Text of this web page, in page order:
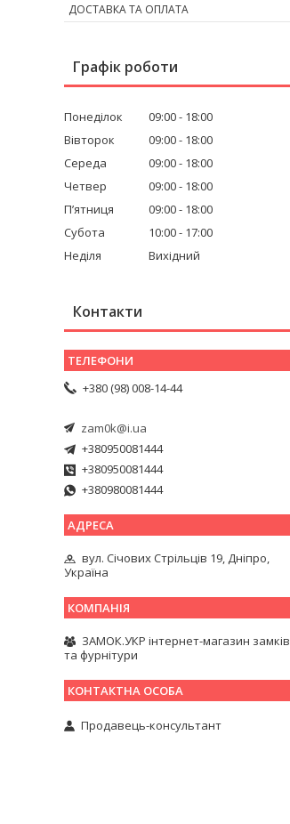
ДОСТАВКА ТА ОПЛАТА
Графік роботи
Понеділок 09:00
18:00
Вівторок
09:00
18:00
Середа
09:00
18:00
Четвер
09:00
18:00
Пʼятниця
09:00
18:00
Субота
10:00
17:00
Неділя
Вихідний
Контакти
+380 (98) 008-14-44
zam0k@i.ua
+380950081444
+380950081444
+380980081444
вул. Січових Стрільців 19, Дніпро,
Україна
ЗАМОК.УКР інтернет-магазин замків
та фурнітури
Продавець-консультант